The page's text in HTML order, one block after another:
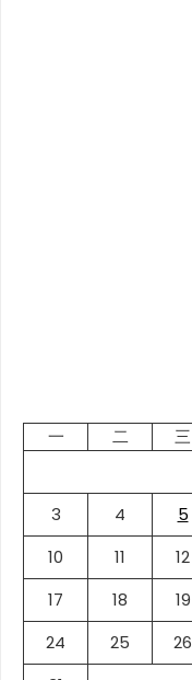
一 二 三
3
4 5
10
11 12
17
18 19
24
25 26